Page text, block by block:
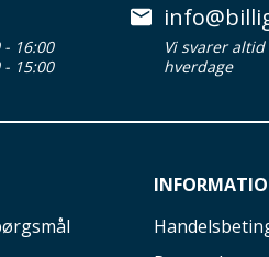
- 16:00
- 15:00
Vi svarer
hverdage